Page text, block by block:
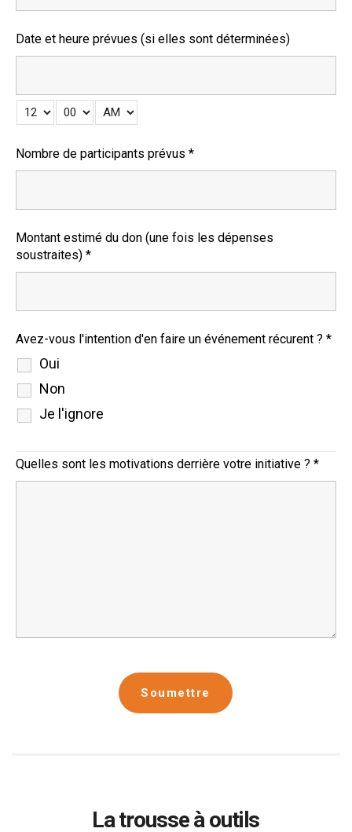
Date et heure prévues (si elles sont déterminées)
Nombre de participants prévus *
Montant estimé du don (une fois les dépenses
soustraites) *
Avez-vous l'intention d'en faire un événement récurent ? *
Oui
Non
Je l'ignore
Quelles sont les motivations derrière votre initiative ? *
La trousse à outils